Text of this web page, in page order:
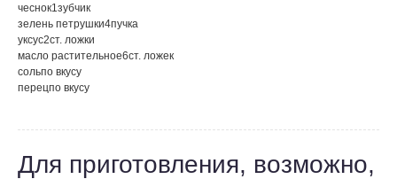
чеснок1 зубчик
зелень петрушки4пучка
уксус2ст. ложки
масло растительное6ст. ложек
сольпо вкусу
перецпо вкусу
Для приготовления, возможно,